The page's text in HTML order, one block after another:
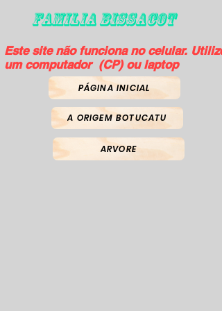
FAMILIA BISSACOT
Este site não funciona no celular. Utilize
um computador (CP) ou laptop
PÁGINA INICIAL
A ORIGEM BOTUCATU
ARVORE